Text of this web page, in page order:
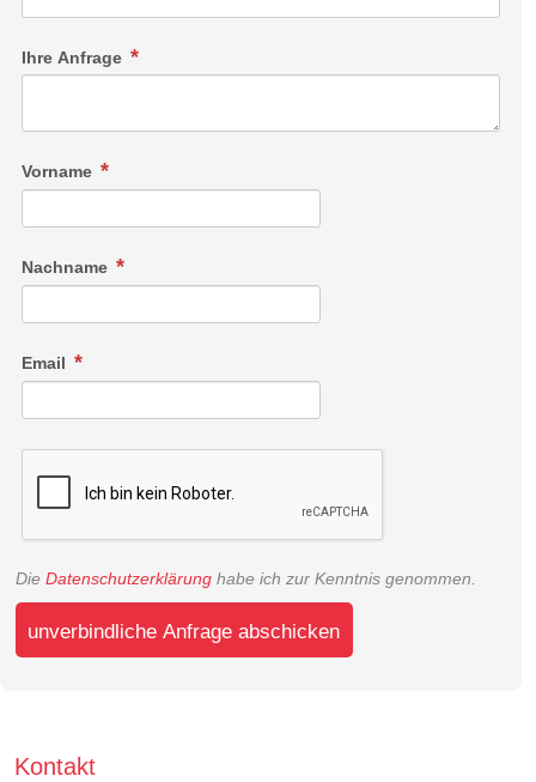
Ihre Anfrage
Vorname
Nachname
Email
Die Datenschutzerklärung habe ich zur Kenntnis genommen.
unverbindliche Anfrage abschicken
Kontakt